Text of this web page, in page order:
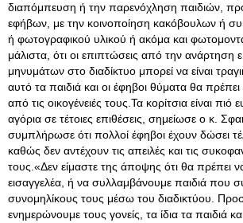
διαπόμπευση ή την παρενόχληση παιδιών,
εφήβων, με την κοινοποίηση κακόβουλων ή
ή φωτογραφικού υλικού ή ακόμα και
μάλιστα, ότι οι επιπτώσεις από την ανάρτηση
μηνυμάτων στο διαδίκτυο μπορεί να είναι
αυτό τα παιδιά και οι έφηβοι θύματα θα
από τις οικογένειές τους.Τα κορίτσια είναι
αγόρια σε τέτοιες επιθέσεις, σημείωσε ο κ.
συμπλήρωσε ότι πολλοί έφηβοι έχουν δώσει
καθώς δεν αντέχουν τις απειλές και τις
τους.«Δεν είμαστε της άποψης ότι θα πρέπει
εισαγγελέα, ή να συλλαμβάνουμε παιδιά που
συνομηλίκους τους μέσω του διαδικτύου.
ενημερώνουμε τους γονείς, τα ίδια τα παιδιά